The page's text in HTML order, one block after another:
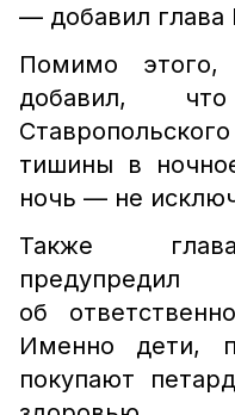
— добавил глава
Помимо этого,
добавил,
тишины в
ночь — не
Также
об
Именно дети,
покупают